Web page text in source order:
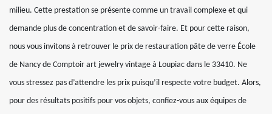
milieu. Cette prestation se présente comme un travail complexe et qui
demande plus de concentration et de savoir-faire. Et pour cette raison,
nous vous invitons à retrouver le prix de restauration pâte de verre École
de Nancy de Comptoir art jewelry vintage à Loupiac dans le 33410. Ne
vous stressez pas d’attendre les prix puisqu’il respecte votre budget. Alors,
pour des résultats positifs pour vos objets, confiez-vous aux équipes de